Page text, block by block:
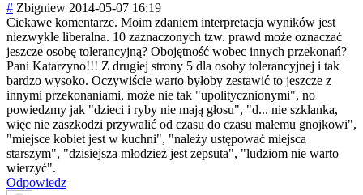
# Zbigniew 2014-05-07 16:19
Ciekawe komentarze. Moim zdaniem interpretacja wyników jest
niezwykle liberalna. 10 zaznaczonych tzw. prawd może oznaczać
jeszcze osobę tolerancyjną? Obojętność wobec innych przekonań?
Pani Katarzyno!!! Z drugiej strony 5 dla osoby tolerancyjnej i tak
bardzo wysoko. Oczywiście warto byłoby zestawić to jeszcze z
innymi przekonaniami, może nie tak "upolitycznionymi", no
powiedzmy jak "dzieci i ryby nie mają głosu", "d... nie szklanka,
więc nie zaszkodzi przywalić od czasu do czasu małemu gnojkowi",
"miejsce kobiet jest w kuchni", "należy ustępować miejsca
starszym", "dzisiejsza młodzież jest zepsuta", "ludziom nie warto
wierzyć".
Odpowiedz